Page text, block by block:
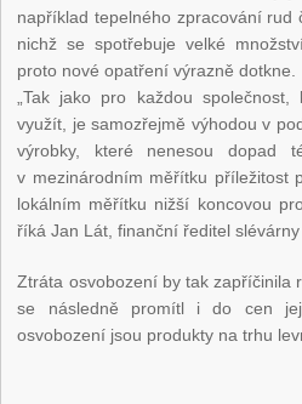
například tepelného zpracování rud
nichž se spotřebuje velké
proto nové opatření výrazně dotkne.
„Tak jako pro každou
využít, je samozřejmě výhodou v
výrobky, které nenesou dopad
v mezinárodním měřítku příležitost
lokálním měřítku nižší koncovou
říká Jan Lát, finanční ředitel
Ztráta osvobození by tak zapříčinila
se následně promítl i do cen
osvobození jsou produkty na trhu